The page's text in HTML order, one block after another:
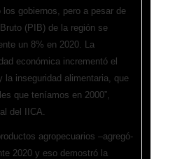
gobiernos, pero a pesar de
(PIB) de la región se
un 8% en 2020. La
económica incrementó el
la inseguridad alimentaria, que
que teníamos en 2000”,
del IICA.
agropecuarios –agregó-
2020 y eso demostró la